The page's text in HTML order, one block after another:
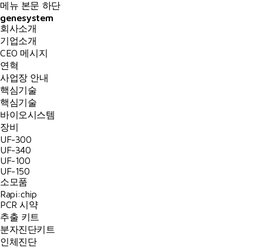
메뉴 본문 하단
genesystem
회사소개
기업소개
CEO 메시지
연혁
사업장 안내
핵심기술
핵심기술
바이오시스템
장비
UF-300
UF-340
UF-100
UF-150
소모품
Rapi:chip
PCR 시약
추출 키트
분자진단키트
인체진단